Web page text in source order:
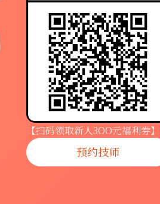
【扫码领取新人3OO元福利券】
预约技师